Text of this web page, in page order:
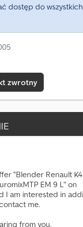
dostęp do wszystkich
zwrotny